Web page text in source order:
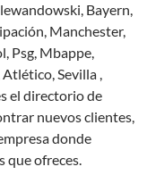
Bayern,
Manchester,
Psg, Mbappe,
Sevilla ,
el directorio de
nuevos clientes,
donde
que ofreces.